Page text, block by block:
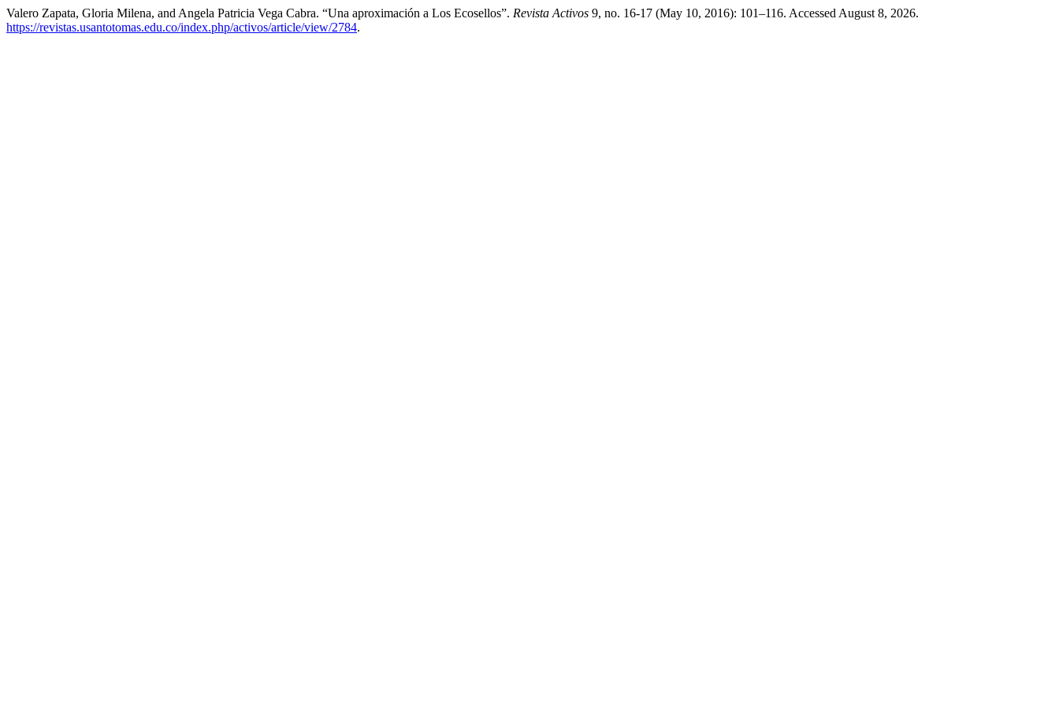
Valero Zapata, Gloria Milena, and Angela Patricia Vega Cabra. “Una aproximación a Los Ecosellos”. Revista Activos 9, no. 16-17 (May 10, 2016): 101–116. Accessed August 8, 2026.
https://revistas.usantotomas.edu.co/index.php/activos/article/view/2784.